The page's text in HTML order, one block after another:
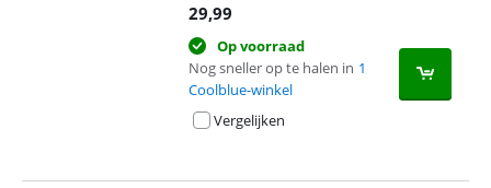
29,99
Op voorraad
Nog sneller op te halen in 1
Coolblue-winkel
Vergelijken